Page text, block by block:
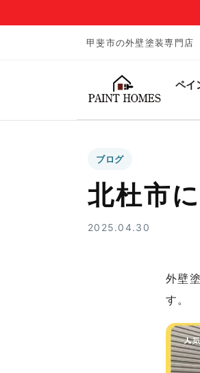
甲斐市の外壁塗装専門店
ペイ
ブログ
北杜市
2025.04.30
外壁
す。